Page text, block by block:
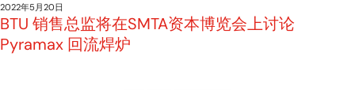
2022年5月20日
BTU 销售总监将在SMTA资本博览会上讨论
Pyramax 回流焊炉